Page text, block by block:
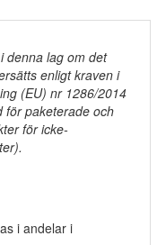
denna lag om det
enligt kraven i
(EU) nr 1286/2014
för paketerade och
för icke-
i andelar i